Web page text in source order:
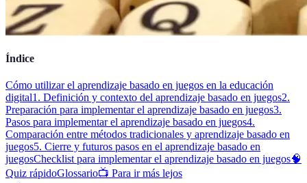
Índice
Cómo utilizar el aprendizaje basado en juegos en la educación
digital1. Definición y contexto del aprendizaje basado en juegos2.
Preparación para implementar el aprendizaje basado en juegos3.
Pasos para implementar el aprendizaje basado en juegos4.
Comparación entre métodos tradicionales y aprendizaje basado en
juegos5. Cierre y futuros pasos en el aprendizaje basado en
juegosChecklist para implementar el aprendizaje basado en juegos🧠
Quiz rápidoGlossario📺 Para ir más lejos